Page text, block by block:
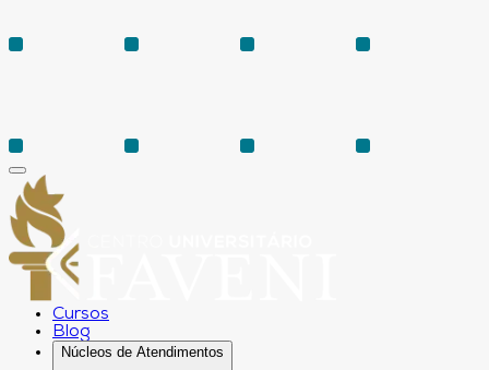
Cursos
Blog
Núcleos de Atendimentos